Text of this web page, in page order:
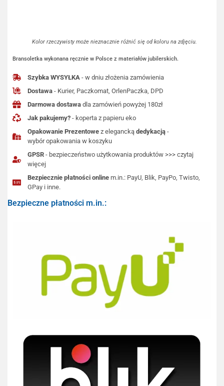
Kolor rzeczywisty może nieznacznie różnić się od koloru na zdjęciu.
Bransoletka wykonana ręcznie w Polsce z materiałów jubilerskich.
Szybka WYSYŁKA - w dniu złożenia zamówienia
Dostawa - Kurier, Paczkomat, OrlenPaczka, DPD
Darmowa dostawa dla zamówień powyżej 180zł
Jak pakujemy? - koperta z papieru eko
Opakowanie Prezentowe z eleganckądedykacją -
wybór opakowania w koszyku
GPSR - bezpieczeństwo użytkowania produktów >>> czytaj
więcej
Bezpiecznie płatności online m.in.: PayU, Blik, PayPo, Twisto,
GPay i inne.
Bezpieczne płatności m.in.: